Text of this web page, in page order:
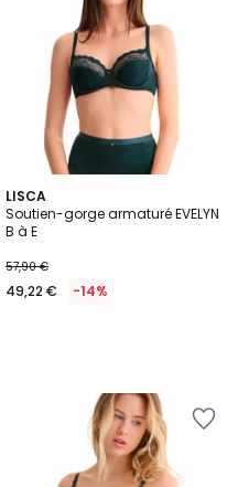
LISCA
Soutien-gorge armaturé EVELYN
B à E
57,90 €
49,22 € -14%